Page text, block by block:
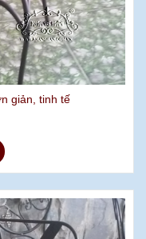
giản, tinh tế